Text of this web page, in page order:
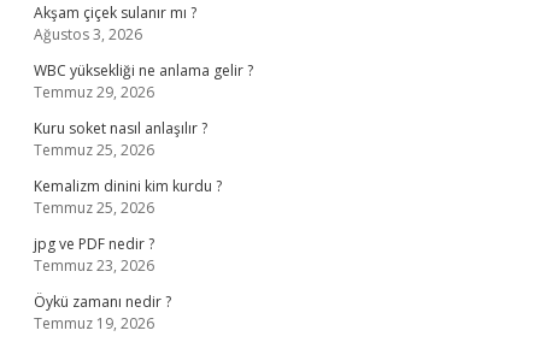
Akşam çiçek sulanır mı ?
Ağustos 3, 2026
WBC yüksekliği ne anlama gelir ?
Temmuz 29, 2026
Kuru soket nasıl anlaşılır ?
Temmuz 25, 2026
Kemalizm dinini kim kurdu ?
Temmuz 25, 2026
jpg ve PDF nedir ?
Temmuz 23, 2026
Öykü zamanı nedir ?
Temmuz 19, 2026